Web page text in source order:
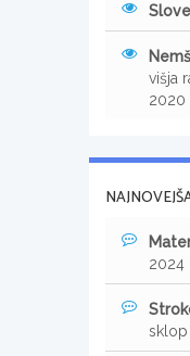
višja
2020
2024
sklop